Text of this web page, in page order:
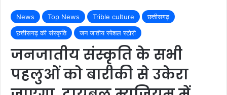
News Top News Trible culture
छत्तीसगढ़
छत्तीसगढ़ की संस्कृति
जन जातीय स्पेशल स्टोरी
जनजातीय संस्कृति के सभी
पहलुओं को बारीकी से उकेरा